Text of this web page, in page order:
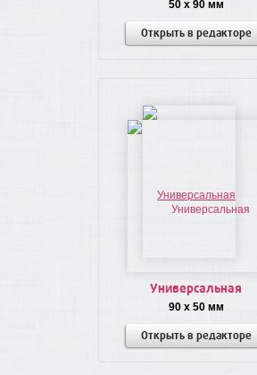
50 x 90 мм
Открыть в редакторе
Универсальная
90 x 50 мм
Открыть в редакторе